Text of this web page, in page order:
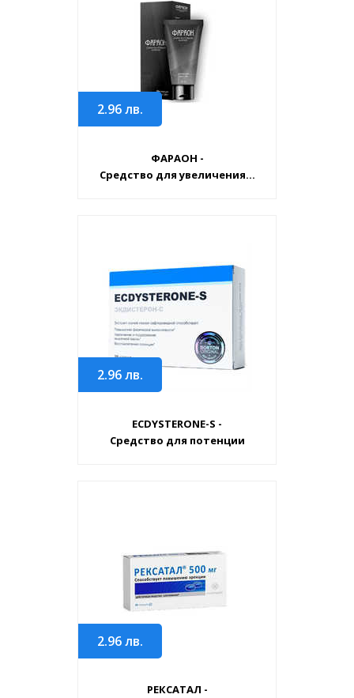
2.96лв.
ФАРАОН -
Средство для увеличения...
2.96лв.
ECDYSTERONE-S -
Средство для потенции
2.96лв.
РЕКСАТАЛ -